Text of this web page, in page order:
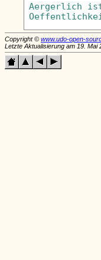
Aergerlich
Copyright © www.udo-open-
Letzte Aktualisierung am 19. Mai